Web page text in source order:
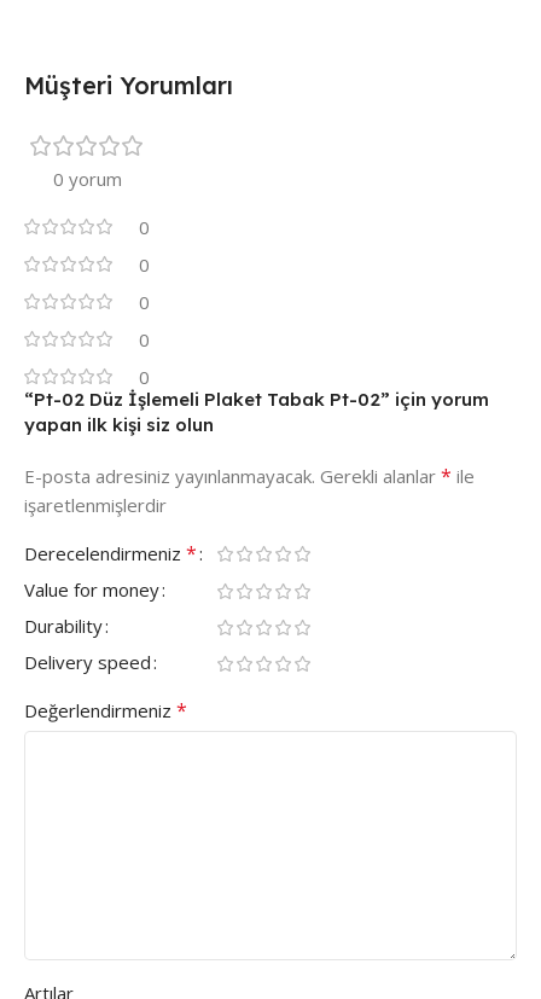
Müşteri Yorumları
0 yorum
0
0
0
0
0
“Pt-02 Düz İşlemeli Plaket Tabak Pt-02” için yorum
yapan ilk kişi siz olun
E-posta adresiniz yayınlanmayacak. Gerekli alanlar * ile
işaretlenmişlerdir
Derecelendirmeniz *
Value for money
Durability
Delivery speed
Değerlendirmeniz *
Artılar